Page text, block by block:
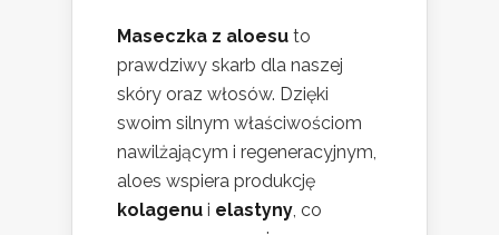
Maseczka z aloesu to
prawdziwy skarb dla naszej
skóry oraz włosów. Dzięki
swoim silnym właściwościom
nawilżającym i regeneracyjnym,
aloes wspiera produkcję
kolagenu i elastyny , co